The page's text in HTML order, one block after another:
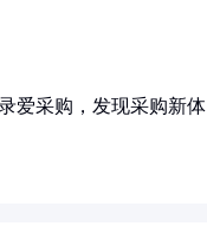
爱采购，发现采购新体